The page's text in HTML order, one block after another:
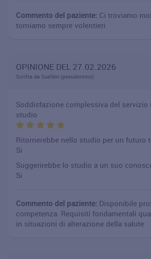
Commento del paziente: Ci troviamo
torniamo sempre volentieri
OPINIONE DEL 27.02.2026
Scritta da Suellen (pseudonimo)
Soddisfazione complessiva del servizio
studio
Ritornerebbe nello studio per un futuro
Si
Suggerirebbe lo studio a un suo
Si
Commento del paziente: Disponibile
competenza. Requisiti fondamentali
in situazioni di alterazione della salute